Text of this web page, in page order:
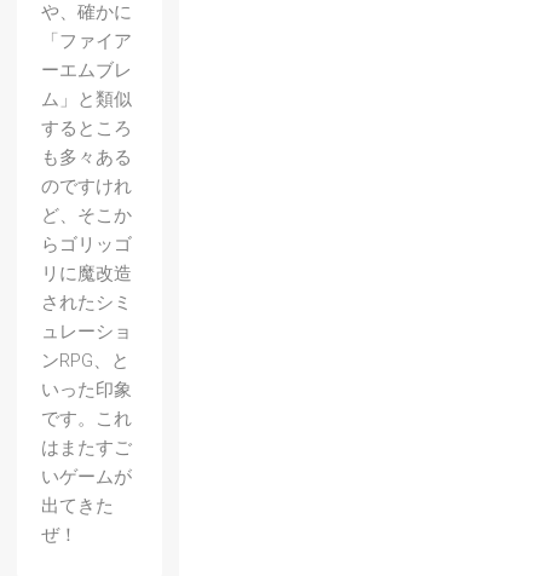
や、確かに
「ファイア
ーエムブレ
ム」と類似
するところ
も多々ある
のですけれ
ど、そこか
らゴリッゴ
リに魔改造
されたシミ
ュレーショ
ンRPG、と
いった印象
です。これ
はまたすご
いゲームが
出てきた
ぜ！